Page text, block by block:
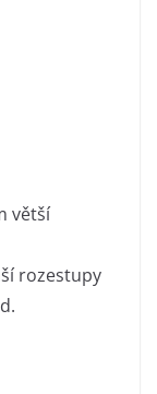
větší
rozestupy